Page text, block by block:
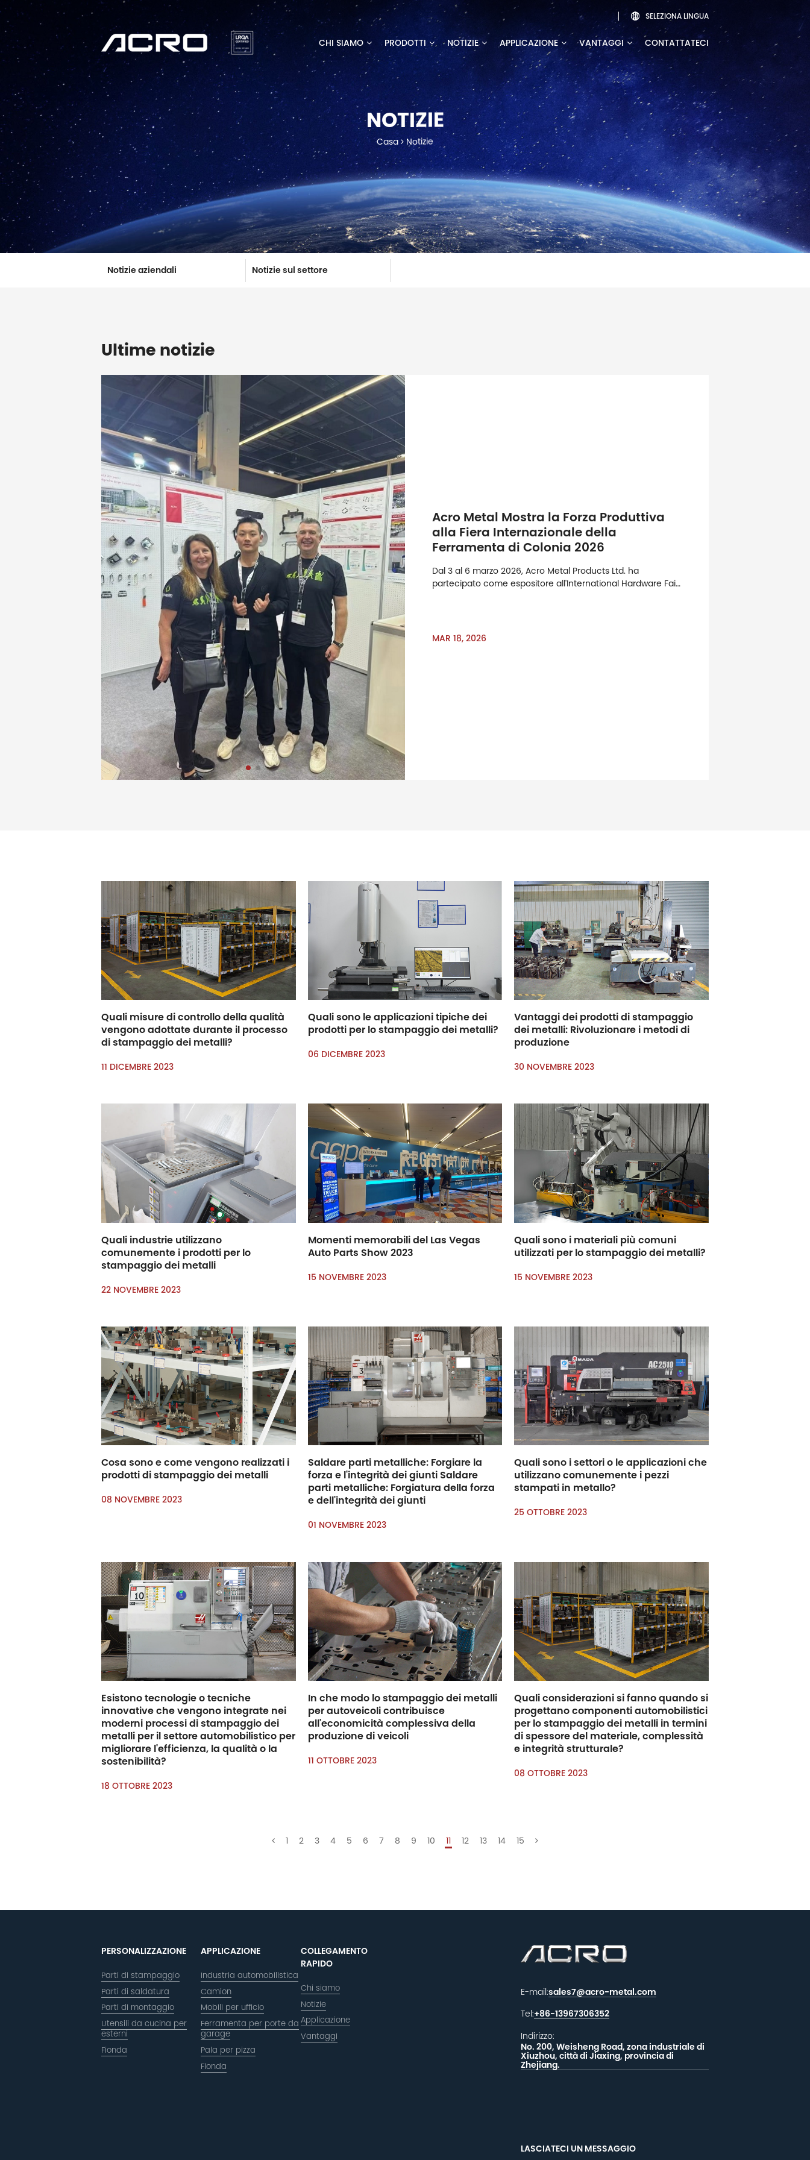
 SELEZIONA LINGUA
CHI SIAMO PRODOTTI NOTIZIE APPLICAZIONE VANTAGGI CONTATTATECI
NOTIZIE
Casa Notizie
Notizie aziendali Notizie sul settore
Ultime notizie
Acro Metal Mostra la Forza Produttiva
alla Fiera Internazionale della
Ferramenta di Colonia 2026
Dal 3 al 6 marzo 2026, Acro Metal Products Ltd. ha
partecipato come espositore all'International Hardware Fair
miglioramento domestico
MAR 18, 2026
Quali misure di controllo della qualità
vengono adottate durante il processo
di stampaggio dei metalli?
11 DICEMBRE 2023
Quali sono le applicazioni tipiche dei
prodotti per lo stampaggio dei metalli?
06 DICEMBRE 2023
Vantaggi dei prodotti di stampaggio
dei metalli: Rivoluzionare i metodi di
produzione
30 NOVEMBRE 2023
Quali industrie utilizzano
comunemente i prodotti per lo
stampaggio dei metalli
22 NOVEMBRE 2023
Momenti memorabili del Las Vegas
Auto Parts Show 2023
15 NOVEMBRE 2023
Quali sono i materiali più comuni
utilizzati per lo stampaggio dei metalli?
15 NOVEMBRE 2023
Cosa sono e come vengono realizzati i
prodotti di stampaggio dei metalli
08 NOVEMBRE 2023
Saldare parti metalliche: Forgiare la
forza e l'integrità dei giunti Saldare
parti metalliche: Forgiatura della forza
e dell'integrità dei giunti
01 NOVEMBRE 2023
Quali sono i settori o le applicazioni che
utilizzano comunemente i pezzi
stampati in metallo?
25 OTTOBRE 2023
Esistono tecnologie o tecniche
innovative che vengono integrate nei
moderni processi di stampaggio dei
metalli per il settore automobilistico per
migliorare l'efficienza, la qualità o la
sostenibilità?
18 OTTOBRE 2023
In che modo lo stampaggio dei metalli
per autoveicoli contribuisce
all'economicità complessiva della
produzione di veicoli
11 OTTOBRE 2023
Quali considerazioni si fanno quando si
progettano componenti automobilistici
per lo stampaggio dei metalli in termini
di spessore del materiale, complessità
e integrità strutturale?
08 OTTOBRE 2023
1 2 3 4 5 6 7 8 9 10 11 12 13 14 15
PERSONALIZZAZIONE
Parti di stampaggio
Parti di saldatura
Parti di montaggio
Utensili da cucina per
esterni
Fionda
APPLICAZIONE
Industria automobilistica
Camion
Mobili per ufficio
Ferramenta per porte da
garage
Pala per pizza
Fionda
COLLEGAMENTO
RAPIDO
Chi siamo
Notizie
Applicazione
Vantaggi
E-mail:sales7@acro-metal.com
Tel:+86-13967306352
Indirizzo:
No. 200, Weisheng Road, zona industriale di
Xiuzhou, città di Jiaxing, provincia di
Zhejiang.
LASCIATECI UN MESSAGGIO